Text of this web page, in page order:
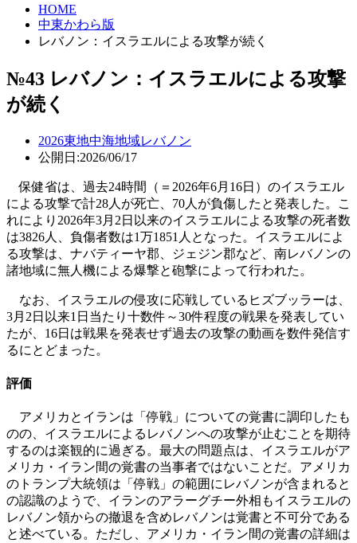
HOME
中東かわら版
レバノン：イスラエルによる攻撃が続く
№43 レバノン：イスラエルによる攻撃
が続く
2026東地中海地域レバノン
公開日:2026/06/17
保健省は、過去24時間（＝2026年6月16日）のイスラエル
による攻撃で計28人が死亡、70人が負傷したと発表した。こ
れにより2026年3月2日以来のイスラエルによる攻撃の死者数
は3826人、負傷者数は1万1851人となった。イスラエルによ
る攻撃は、ナバティーヤ郡、ジェジン郡など、南レバノンの
諸地域に無人機による爆撃と砲撃によって行われた。
なお、イスラエルの侵攻に応戦しているヒズブッラーは、
3月2日以来1日当たり十数件～30件程度の戦果を発表してい
たが、16日は戦果を発表せず過去の攻撃の動画を数件発信す
るにとどまった。
評価
アメリカとイランは「停戦」についての覚書に調印したも
のの、イスラエルによるレバノンへの攻撃が止むことを期待
するのは楽観的に過ぎる。最大の問題点は、イスラエルがア
メリカ・イラン間の覚書の当事者ではないことだ。アメリカ
のトランプ大統領は「停戦」の範囲にレバノンが含まれると
の認識のようで、イランのアラーグチー外相もイスラエルの
レバノン領からの撤退を含めレバノンは覚書と不可分である
と述べている。ただし、アメリカ・イラン間の覚書の詳細は